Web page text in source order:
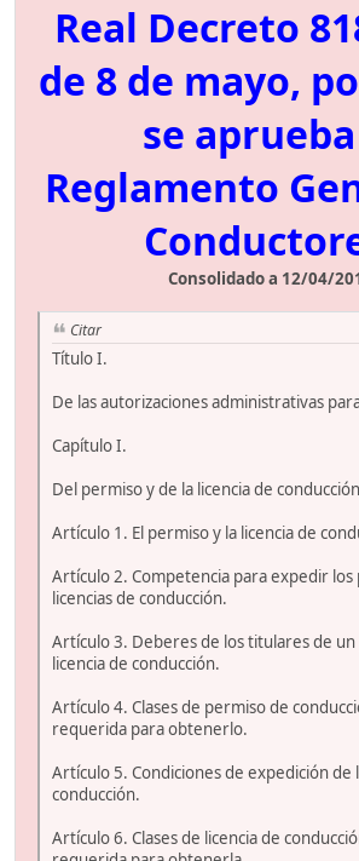
Real Decreto
de 8 de mayo,
se
Reglamento
Consolidado a 12/04/
Citar
Título I.
De las autorizaciones administrativas
Capítulo I.
Del permiso y de la licencia de
Artículo 1. El permiso y la licencia de
Artículo 2. Competencia para expedir los
licencias de conducción.
Artículo 3. Deberes de los titulares de
licencia de conducción.
Artículo 4. Clases de permiso de
requerida para obtenerlo.
Artículo 5. Condiciones de expedición de
conducción.
Artículo 6. Clases de licencia de